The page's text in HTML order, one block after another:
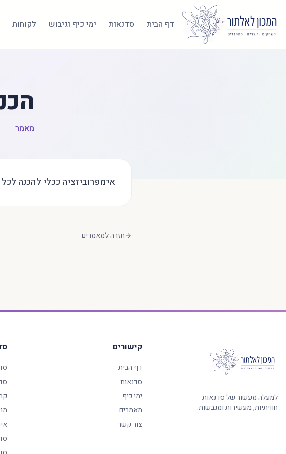
דף הבית סדנאות ימי כיף וגיבוש לקוחות
מאמר
אימפרוביזציה ככלי להכנה
חזרה למאמרים
למעלה מעשור של סדנאות
חוויתיות, מעשירות ומגבשות.
קישורים
דף הבית
סדנאות
ימי כיף
מאמרים
צור קשר